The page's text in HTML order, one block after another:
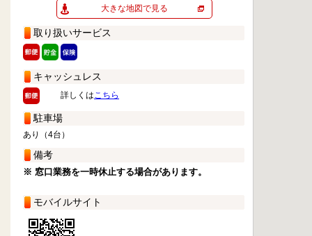
大きな地図で見る
取り扱いサービス
キャッシュレス
詳しくはこちら
駐車場
あり（4台）
備考
※ 窓口業務を一時休止する場合があります。
モバイルサイト